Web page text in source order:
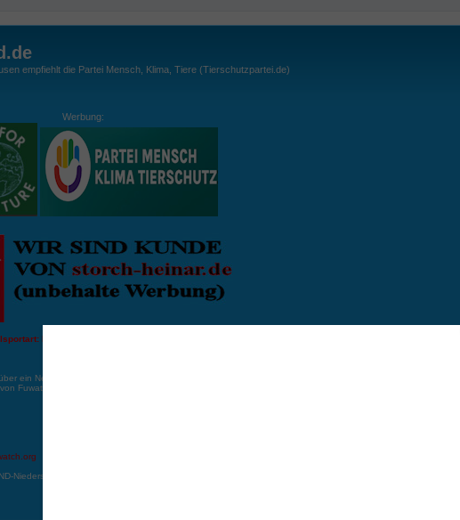
empfiehlt die Partei Mensch, Klima, Tiere (Tierschutzpartei.de)
Werbung:
ein Netz gespielt. Wichtig: der Ball darf zu keiner Zeit den Boden berühren. Gespielt werden
Fuwate ist, dass der Ball ähnlich wie beim Squash, auch über die Wände gespielt werden darf.
Niedersachsen und Niedersachsen Nabu)